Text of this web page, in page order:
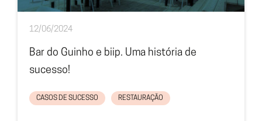
12/06/2024
Bar do Guinho e biip. Uma história de
sucesso!
CASOS DE SUCESSO RESTAURAÇÃO